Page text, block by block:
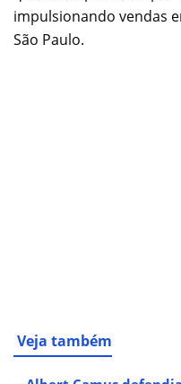
impulsionando vendas
São Paulo.
Veja também